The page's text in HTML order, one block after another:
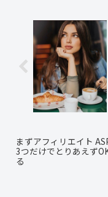
まずアフィリエイト
3つだけでとりあえず
る